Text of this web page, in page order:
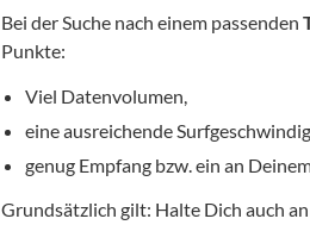
Bei der Suche nach einem passenden
Punkte:
Viel Datenvolumen,
eine ausreichende
genug Empfang bzw. ein an
Grundsätzlich gilt: Halte Dich auch